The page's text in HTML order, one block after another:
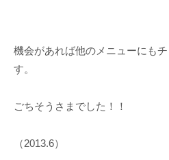
機会があれば他のメニューにも
す。
ごちそうさまでした！！
（2013.6）